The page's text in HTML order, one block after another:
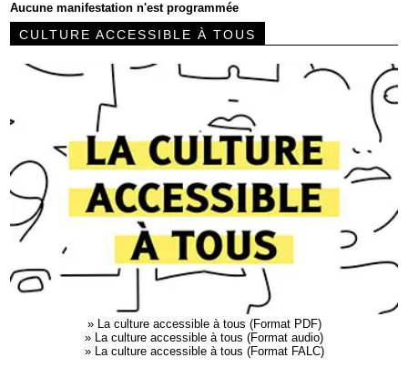
Contacts
Aucune manifestation n'est programmée
CULTURE ACCESSIBLE À TOUS
»
La culture accessible à tous (Format PDF)
»
La culture accessible à tous (Format audio)
»
La culture accessible à tous (Format FALC)